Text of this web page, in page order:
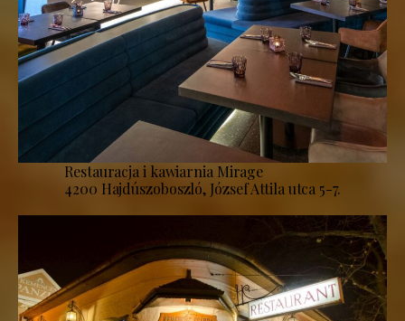
Restauracja i kawiarnia Mirage
4200 Hajdúszoboszló, József Attila utca 5-7.